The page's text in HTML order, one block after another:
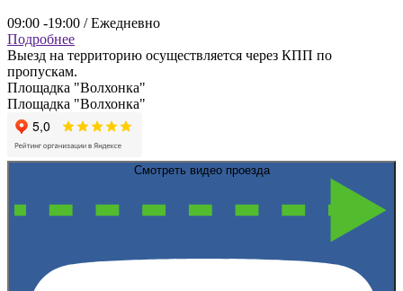
09:00 -19:00 / Ежедневно
Подробнее
Выезд на территорию осуществляется через КПП по
пропускам.
Площадка "Волхонка"
Площадка "Волхонка"
Смотреть видео проезда